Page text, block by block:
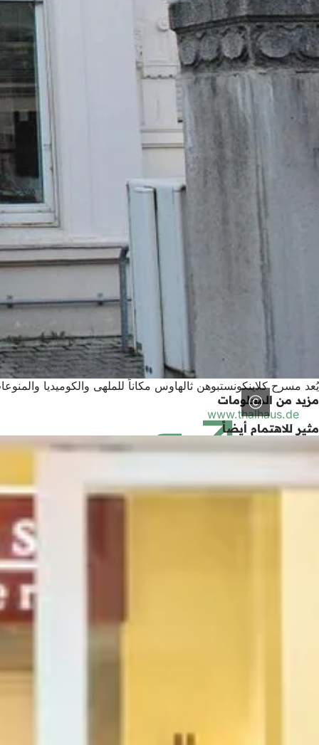
يُعد مسرح كلاينكونستبوهن ثالهاوس مكاناً للملهى والكوميديا
مزيد من المعلومات
www.thalhaus.de
في
تبويب
مثير للاهتمام أيضاً